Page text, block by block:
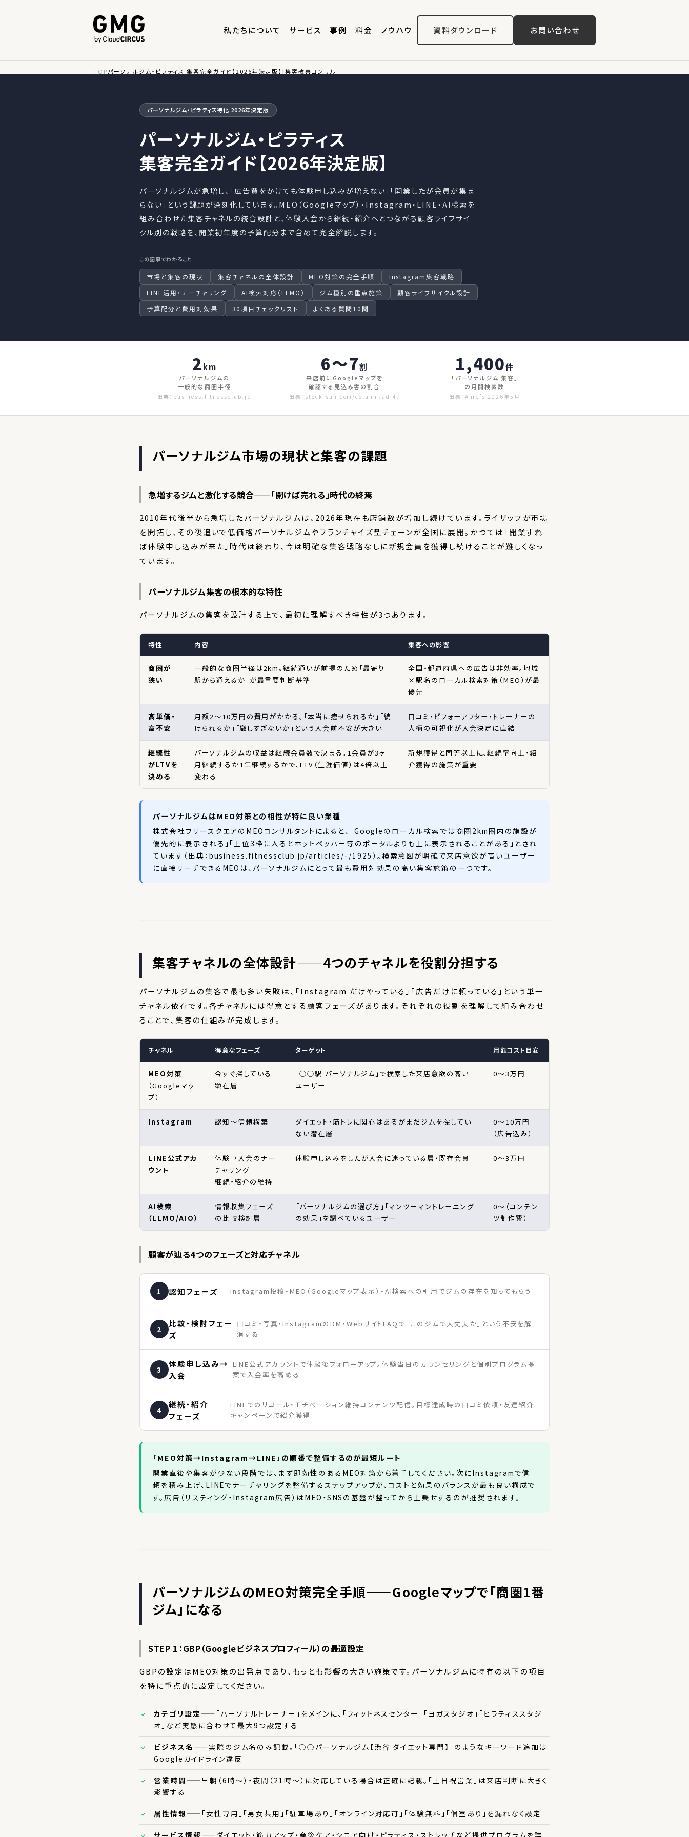
私たちについて サービス 事例 料金 ノウハウ 資料ダウンロード お問い合わせ
TOPパーソナルジム・ピラティス 集客完全ガイド【2026年決定版】|集客改善コンサル
パーソナルジム・ピラティス特化 2026年決定版
パーソナルジム・ピラティス
集客完全ガイド【2026年決定版】
パーソナルジムが急増し、「広告費をかけても体験申し込みが増えない」「開業したが会員が集ま
らない」という課題が深刻化しています。MEO（Googleマップ）・Instagram・LINE・AI検索を
組み合わせた集客チャネルの統合設計と、体験入会から継続・紹介へとつながる顧客ライフサイ
クル別の戦略を、開業初年度の予算配分まで含めて完全解説します。
この記事でわかること
市場と集客の現状 集客チャネルの全体設計 MEO対策の完全手順
Instagram集客戦略
LINE活用・ナーチャリング
AI検索対応（LLMO） ジム種別の重点施策
顧客ライフサイクル設計
予算配分と費用対効果
30項目チェックリスト よくある質問10問
2 km
パーソナルジムの
一般的な商圏半径
出典：business.fitnessclub.jp
6〜7割
来店前にGoogleマップを
確認する見込み客の割合
出典：stock-sun.com/column/ad-4/
1,400件
「パーソナルジム 集客」
の月間検索数
出典：Ahrefs 2026年5月
パーソナルジム市場の現状と集客の課題
急増するジムと激化する競合——「開けば売れる」時代の終焉
2010年代後半から急増したパーソナルジムは、2026年現在も店舗数が増加し続けています。ライザップが市場
を開拓し、その後追いで低価格パーソナルジムやフランチャイズ型チェーンが全国に展開。かつては「開業すれ
ば体験申し込みが来た」時代は終わり、今は明確な集客戦略なしに新規会員を獲得し続けることが難しくなっ
ています。
パーソナルジム集客の根本的な特性
パーソナルジムの集客を設計する上で、最初に理解すべき特性が3つあります。
特性 内容 集客への影響
商圏が
狭い
一般的な商圏半径は2km。継続通いが前提のため「最寄り
駅から通えるか」が最重要判断基準
全国・都道府県への広告は非効率。地域
×駅名のローカル検索対策（MEO）が最
優先
高単価・
高不安
月額2〜10万円の費用がかかる。「本当に痩せられるか」「続
けられるか」「厳しすぎないか」という入会前不安が大きい
口コミ・ビフォーアフター・トレーナーの
人柄の可視化が入会決定に直結
継続性
がLTVを
決める
パーソナルジムの収益は継続会員数で決まる。1会員が3ヶ
月継続するか1年継続するかで、LTV（生涯価値）は4倍以上
変わる
新規獲得と同等以上に、継続率向上・紹
介獲得の施策が重要
パーソナルジムはMEO対策との相性が特に良い業種
株式会社フリースクエアのMEOコンサルタントによると、「Googleのローカル検索では商圏2km圏内の施設が
優先的に表示される」「上位3枠に入るとホットペッパー等のポータルよりも上に表示されることがある」とされ
ています（出典：business.fitnessclub.jp/articles/-/1925）。検索意図が明確で来店意欲が高いユーザー
に直接リーチできるMEOは、パーソナルジムにとって最も費用対効果の高い集客施策の一つです。
集客チャネルの全体設計——4つのチャネルを役割分担する
パーソナルジムの集客で最も多い失敗は、「Instagram だけやっている」「広告だけに頼っている」という単一
チャネル依存です。各チャネルには得意とする顧客フェーズがあります。それぞれの役割を理解して組み合わせ
ることで、集客の仕組みが完成します。
チャネル 得意なフェーズ ターゲット 月額コスト目安
MEO対策
（Googleマッ
プ）
今すぐ探している
顕在層
「○○駅 パーソナルジム」で検索した来店意欲の高い
ユーザー
0〜3万円
Instagram 認知〜信頼構築
ダイエット・筋トレに関心はあるがまだジムを探してい
ない潜在層
0〜10万円
（広告込み）
LINE公式アカ
ウント
体験→入会のナー
チャリング
継続・紹介の維持
体験申し込みをしたが入会に迷っている層・既存会員 0〜3万円
AI検索
（LLMO/AIO）
情報収集フェーズ
の比較検討層
「パーソナルジムの選び方」「マンツーマントレーニング
の効果」を調べているユーザー
0〜（コンテン
ツ制作費）
顧客が辿る4つのフェーズと対応チャネル
1 認知フェーズ Instagram投稿・MEO（Googleマップ表示）・AI検索への引用でジムの存在を知ってもらう
2
比較・検討フェー
ズ
口コミ・写真・InstagramのDM・WebサイトFAQで「このジムで大丈夫か」という不安を解
消する
3
体験申し込み→
入会
LINE公式アカウントで体験後フォローアップ。体験当日のカウンセリングと個別プログラム提
案で入会率を高める
4
継続・紹介
フェーズ
LINEでのリコール・モチベーション維持コンテンツ配信。目標達成時の口コミ依頼・友達紹介
キャンペーンで紹介獲得
「MEO対策→Instagram→LINE」の順番で整備するのが最短ルート
開業直後や集客が少ない段階では、まず即効性のあるMEO対策から着手してください。次にInstagramで信
頼を積み上げ、LINEでナーチャリングを整備するステップアップが、コストと効果のバランスが最も良い構成で
す。広告（リスティング・Instagram広告）はMEO・SNSの基盤が整ってから上乗せするのが推奨されます。
パーソナルジムのMEO対策完全手順——Googleマップで「商圏1番
ジム」になる
STEP 1：GBP（Googleビジネスプロフィール）の最適設定
GBPの設定はMEO対策の出発点であり、もっとも影響の大きい施策です。パーソナルジムに特有の以下の項目
を特に重点的に設定してください。
カテゴリ設定——「パーソナルトレーナー」をメインに、「フィットネスセンター」「ヨガスタジオ」「ピラティススタジ
オ」など実態に合わせて最大9つ設定する
ビジネス名 ——実際のジム名のみ記載。「○○パーソナルジム【渋谷 ダイエット専門】」のようなキーワード追加は
Googleガイドライン違反
営業時間 ——早朝（6時〜）・夜間（21時〜）に対応している場合は正確に記載。「土日祝営業」は来店判断に大きく
影響する
属性情報 ——「女性専用」「男女共用」「駐車場あり」「オンライン対応可」「体験無料」「個室あり」を漏れなく設定
サービス情報 ——ダイエット・筋力アップ・産後ケア・シニア向け・ピラティス・ストレッチなど提供プログラムを詳